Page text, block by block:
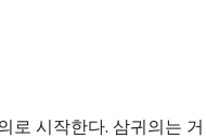
로 시작한다. 삼귀의는 거